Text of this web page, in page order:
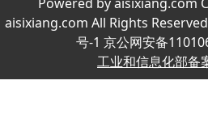
aisixiang.com All Rights
号-1 京公网安备
工业和信息化部备